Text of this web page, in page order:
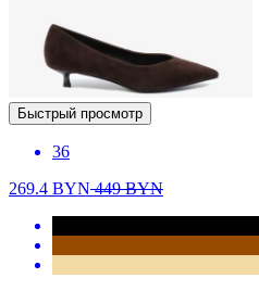
Быстрый просмотр
36
269.4 BYN449BYN